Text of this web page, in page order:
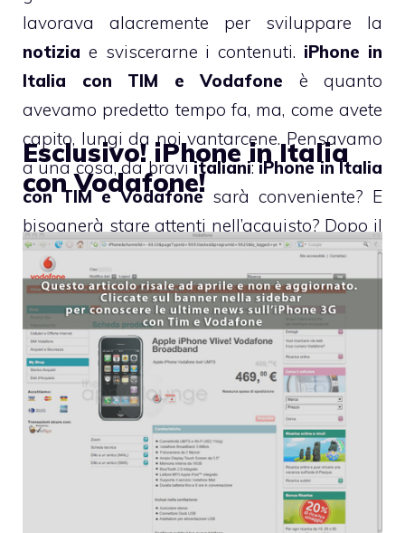
lavorava alacremente per sviluppare la
notizia e sviscerarne i contenuti. iPhone in
Italia con TIM e Vodafone è quanto
avevamo predetto tempo fa, ma, come avete
capito, lungi da noi vantarcene. Pensavamo
a una cosa, da braviitaliani:iPhone in Italia
con TIM e Vodafonesarà conveniente? E
bisognerà stare attenti nell’acquisto? Dopo il
salto, le elucubrazioni da iPhone maniaco
della redazione di TheAppleLounge.
Esclusivo! iPhone in Italia
con Vodafone!